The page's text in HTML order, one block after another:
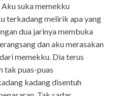
suka memekku
terkadang melirik apa yang
dua jarinya membuka
dan aku merasakan
memekku. Dia terus
tak puas-puas
kadang disentuh